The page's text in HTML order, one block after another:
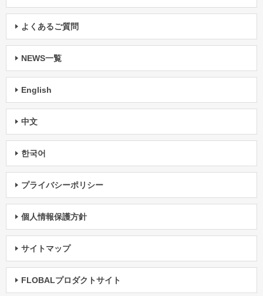
よくあるご質問
NEWS一覧
English
中文
한국어
プライバシーポリシー
個人情報保護方針
サイトマップ
FLOBALプロダクトサイト